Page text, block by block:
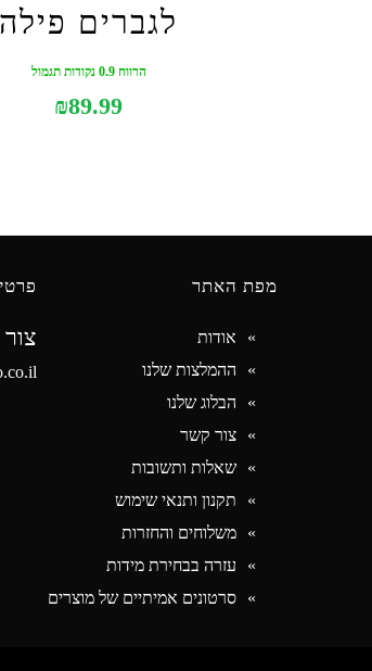
לגברים פילה
הרווח 0.9 נקודות תגמול
₪89.99
מפת האתר
אודות
ההמלצות שלנו
הבלוג שלנו
צור קשר
שאלות ותשובות
תקנון ותנאי שימוש
משלוחים והחזרות
עזרה בבחירת מידות
סרטונים אמיתיים של מוצרים